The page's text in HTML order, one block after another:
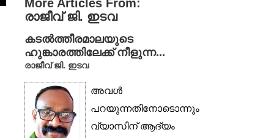
More Articles From:
രാജീവ് ജി. ഇടവ
കടൽത്തീരമാലയുടെ
ഹുങ്കാരത്തിലേക്ക് നീളുന്ന...
രാജീവ് ജി. ഇടവ
അവൾ
പറയുന്നതിനോടൊന്നും
വ്യാസിന് ആദ്യം